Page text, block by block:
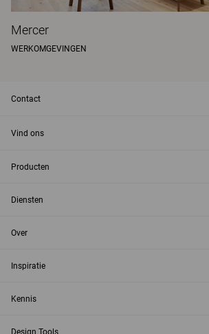
Mercer
WERKOMGEVINGEN
Contact
Vind ons
Producten
Diensten
Over
Inspiratie
Kennis